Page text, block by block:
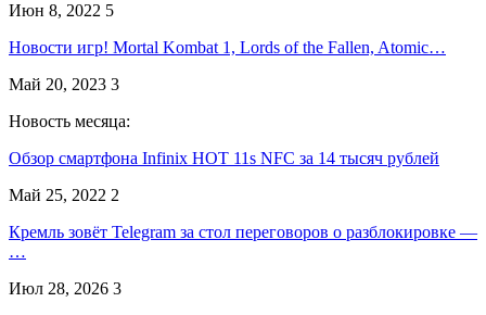
Июн 8, 2022 5
Новости игр! Mortal Kombat 1, Lords of the Fallen, Atomic…
Май 20, 2023 3
Новость месяца:
Обзор смартфона Infinix HOT 11s NFC за 14 тысяч рублей
Май 25, 2022 2
Кремль зовёт Telegram за стол переговоров о разблокировке —
…
Июл 28, 2026 3